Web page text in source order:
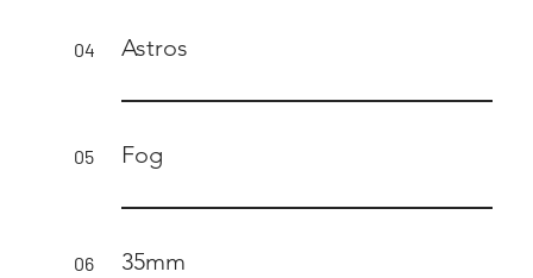
04 Astros
05 Fog
06 35mm